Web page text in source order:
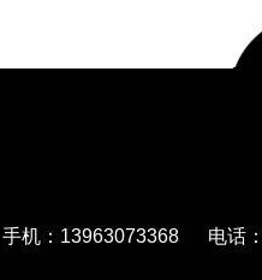
机：13963073368 电话